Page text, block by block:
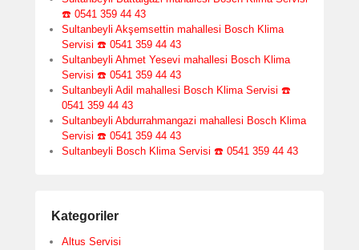
☎️ 0541 359 44 43
Sultanbeyli Akşemsettin mahallesi Bosch Klima
Servisi ☎️ 0541 359 44 43
Sultanbeyli Ahmet Yesevi mahallesi Bosch Klima
Servisi ☎️ 0541 359 44 43
Sultanbeyli Adil mahallesi Bosch Klima Servisi ☎️
0541 359 44 43
Sultanbeyli Abdurrahmangazi mahallesi Bosch Klima
Servisi ☎️ 0541 359 44 43
Sultanbeyli Bosch Klima Servisi ☎️ 0541 359 44 43
Kategoriler
Altus Servisi